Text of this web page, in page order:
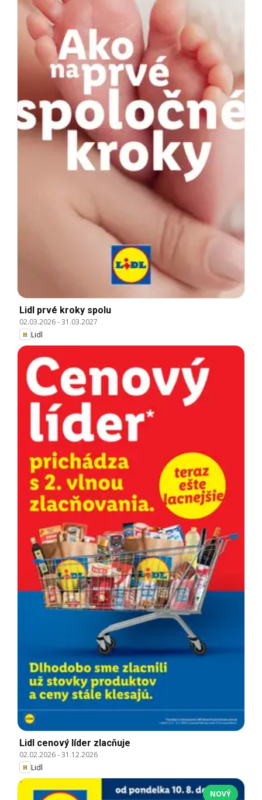
Lidl prvé kroky spolu
02.03.2026-31.03.2027
Lidl
Lidl cenový líder zlacňuje
02.02.2026-31.12.2026
Lidl
NOVÝ